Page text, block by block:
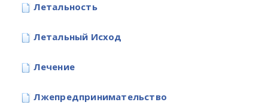
Летальность
Летальный Исход
Лечение
Лжепредпринимательство